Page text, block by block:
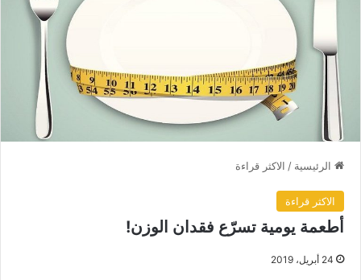
الرئيسية / الاكثر قراءة
الاكثر قراءة
أطعمة يومية تسرّع فقدان الوزن!
24 أبريل، 2019